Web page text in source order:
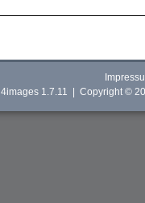
4images 1.7.11 | Copyright ©